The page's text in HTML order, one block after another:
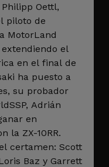
Oettl,
piloto de
MotorLand
el
en el final de
ha puesto a
su probador
Adrián
en
la ZX-10RR.
certamen: Scott
Baz y Garrett